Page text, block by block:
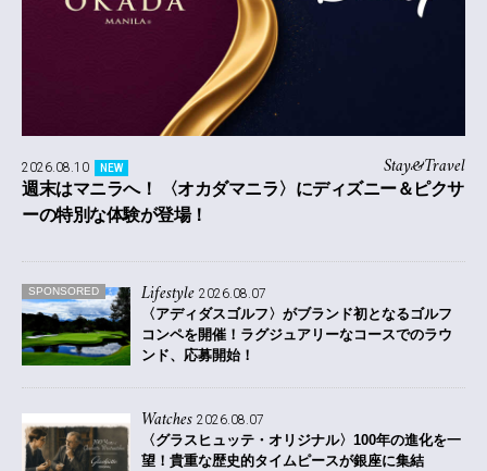
Stay&Travel
2026.08.10 NEW
週末はマニラへ！ 〈オカダマニラ〉にディズニー＆ピクサ
ーの特別な体験が登場！
SPONSORED Lifestyle 2026.08.07
〈アディダスゴルフ〉がブランド初となるゴルフ
コンペを開催！ ラグジュアリーなコースでのラウ
ンド、応募開始！
Watches 2026.08.07
〈グラスヒュッテ・オリジナル〉100年の進化を一
望！貴重な歴史的タイムピースが銀座に集結